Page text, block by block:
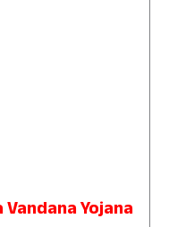
Yojana